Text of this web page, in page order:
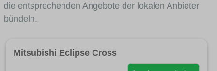
die entsprechenden Angebote der lokalen Anbieter
bündeln.
Mitsubishi Eclipse Cross